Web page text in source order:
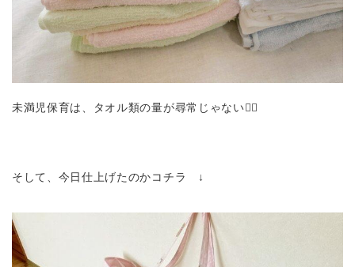
未満児保育は、タオル類の量が尋常じゃない😵‍💫
そして、今日仕上げたのかコチラ ↓